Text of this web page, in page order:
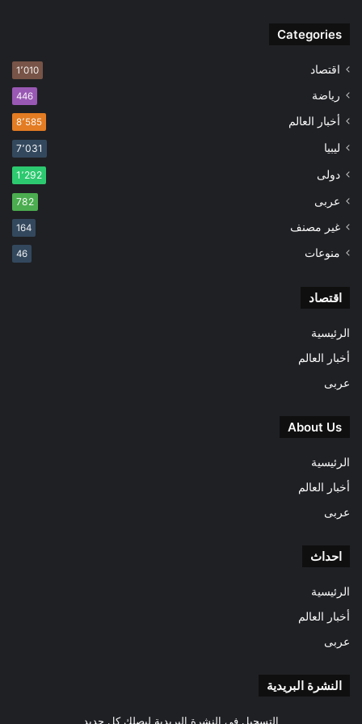
Categories
اقتصاد 1٬010
رياضة 446
أخبار العالم 8٬585
ليبيا 7٬031
دولى 1٬292
عربى 782
غير مصنف 164
منوعات 46
اقتصاد
الرئيسية
أخبار العالم
عربى
About Us
الرئيسية
أخبار العالم
عربى
احداث
الرئيسية
أخبار العالم
عربى
النشرة البريدية
التسجيل فى النشرة البريدية ليصلك كل جديد